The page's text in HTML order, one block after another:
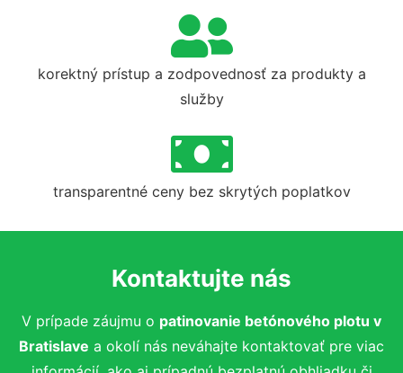
korektný prístup a zodpovednosť za produkty a
služby
transparentné ceny bez skrytých poplatkov
Kontaktujte nás
V prípade záujmu o patinovanie betónového plotu v
Bratislave a okolí nás neváhajte kontaktovať pre viac